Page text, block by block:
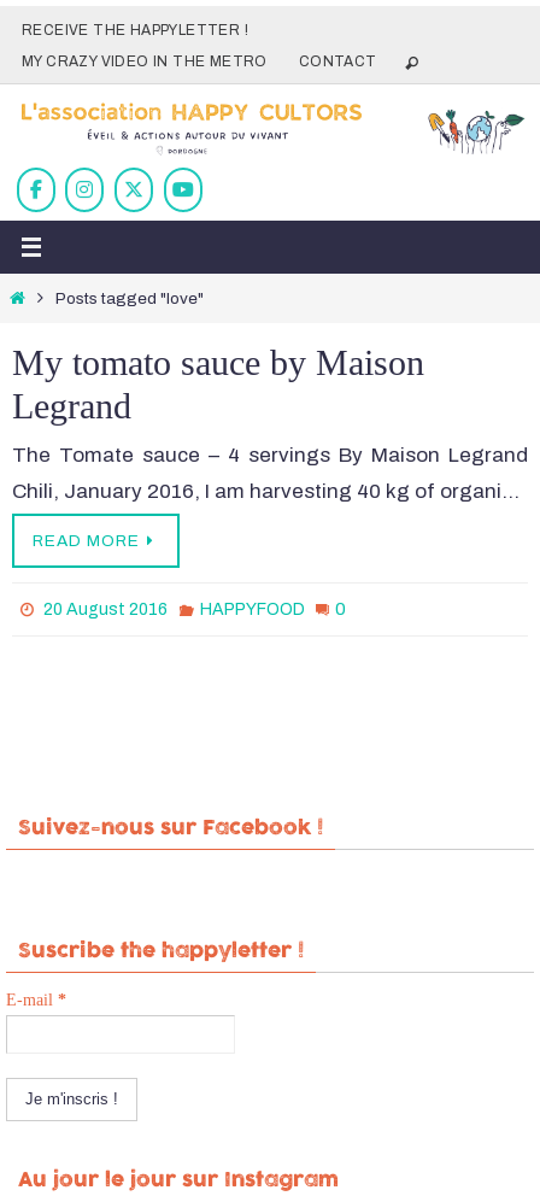
SkipRECEIVE THE HAPPYLETTER !
MY CRAZY VIDEO IN THE METRO
CONTACT
HomePosts tagged "love"
My tomato sauce by Maison
Legrand
The Tomate sauce – 4 servings By Maison Legrand
Chili, January 2016, I am harvesting 40 kg of organi…
READ MORE
20 August 2016 HAPPYFOOD 0
Suivez-nous sur Facebook !
Suscribe the happyletter !
E-mail *
Au jour le jour sur Instagram